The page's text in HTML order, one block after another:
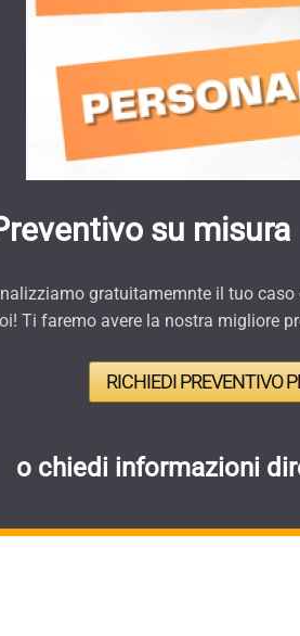
su misura
gratuitamemnte il tuo
Ti faremo avere la nostra migliore
RICHIEDI PREVENTIVO
o chiedi informazioni